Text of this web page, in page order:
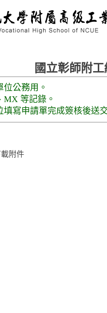
國立彰師附
公務用。
等記錄。
填寫申請單完成簽核後送
附件